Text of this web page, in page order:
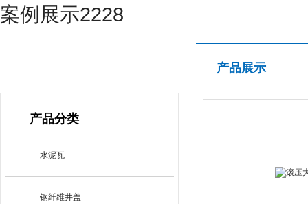
案例展示2228
产品分类
水泥瓦
钢纤维井盖
产品展示